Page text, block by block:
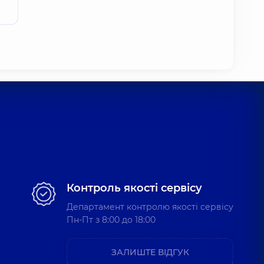
Контроль якості сервісу
Департамент контролю якості сервісу
Пн-Пт з 8:00 до 18:00
ЗАЛИШТЕ ВІДГУК